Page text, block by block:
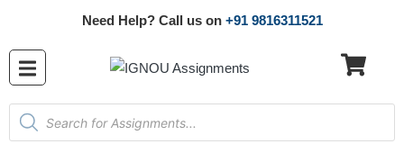
Need Help? Call us on +91 9816311521